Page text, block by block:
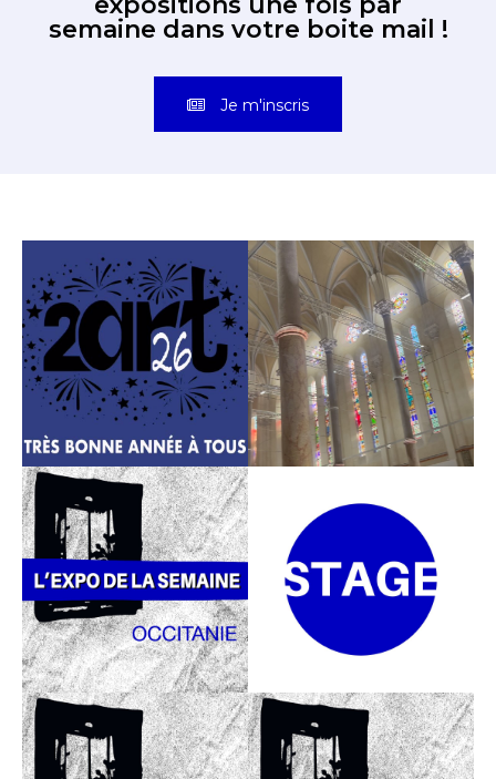
semaine dans votre boite mail !
Je m'inscris